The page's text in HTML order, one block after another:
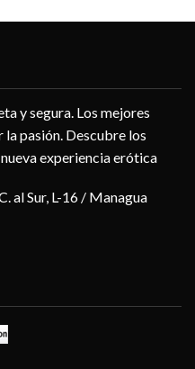
y segura. Los mejores
pasión. Descubre los
experiencia erótica
al Sur, L-16 / Managua